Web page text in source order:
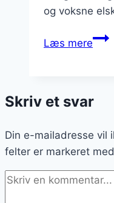
og voksne
Læs mere
og
Skriv et svar
Din e-mailadresse vil
felter er markeret med